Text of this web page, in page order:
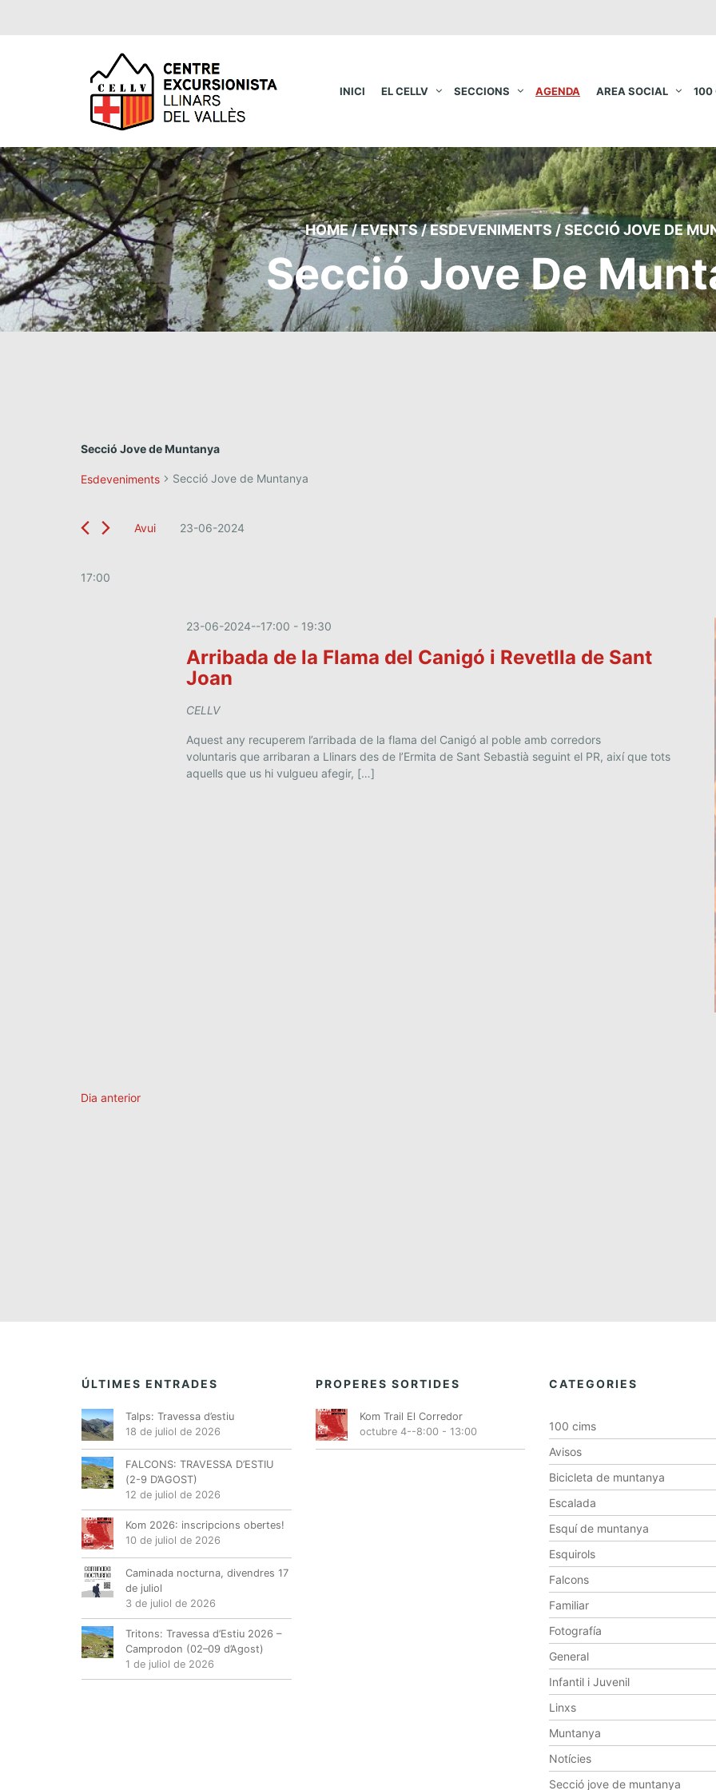
INICI EL CELLV SECCIONS AGENDA AREA SOCIAL 100
HOME/EVENTS/ESDEVENIMENTS /SECCIÓ JOVE DE
Secció Jove De
Secció Jove de Muntanya
Esdeveniments Secció Jove de Muntanya
Avui
23-06-2024
17:00
23-06-2024--17:00 - 19:30
Arribada de la Flama del Canigó i Revetlla de Sant
Joan
CELLV
Aquest any recuperem l’arribada de la flama del Canigó al poble amb corredors
voluntaris que arribaran a Llinars des de l’Ermita de Sant Sebastià seguint el PR, així que tots
aquells que us hi vulgueu afegir, […]
Dia anterior
ÚLTIMES ENTRADES
Talps: Travessa d’estiu
18 de juliol de 2026
FALCONS: TRAVESSA D’ESTIU
(2-9 D’AGOST)
12 de juliol de 2026
Kom 2026: inscripcions obertes!
10 de juliol de 2026
Caminada nocturna, divendres 17
de juliol
3 de juliol de 2026
Tritons: Travessa d’Estiu 2026 –
Camprodon (02–09 d’Agost)
1 de juliol de 2026
PROPERES SORTIDES
Kom Trail El Corredor
octubre 4--8:00- 13:00
CATEGORIES
100 cims
Avisos
Bicicleta de muntanya
Escalada
Esquí de muntanya
Esquirols
Falcons
Familiar
Fotografía
General
Infantil i Juvenil
Linxs
Muntanya
Notícies
Secció jove de muntanya